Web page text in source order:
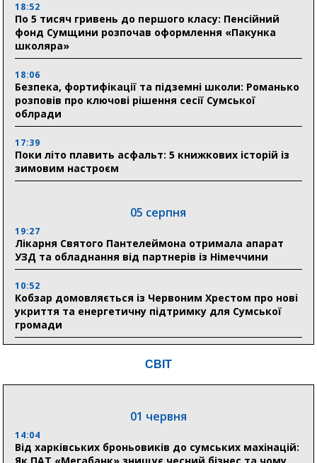
18:52
По 5 тисяч гривень до першого класу: Пенсійний
фонд Сумщини розпочав оформлення «Пакунка
школяра»
18:06
Безпека, фортифікації та підземні школи: Романько
розповів про ключові рішення сесії Сумської
облради
17:39
Поки літо плавить асфальт: 5 книжкових історій із
зимовим настроєм
05 серпня
19:27
Лікарня Святого Пантелеймона отримала апарат
УЗД та обладнання від партнерів із Німеччини
10:52
Кобзар домовляється із Червоним Хрестом про нові
укриття та енергетичну підтримку для Сумської
громади
Понад 8 мільйонів книжок згоріли. Як допомогти
04 серпня
20:41
Пенсійний фонд Сумщини спрямував 0,2 млрд грн
СВІТ
01 червня
14:04
Від харківських броньовиків до сумських махінацій: